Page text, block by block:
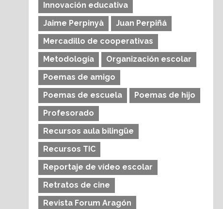
Innovación educativa
Jaime Perpinyà
Juan Perpiñá
Mercadillo de cooperativas
Metodología
Organización escolar
Poemas de amigo
Poemas de escuela
Poemas de hijo
Profesorado
Recursos aula bilingüe
Recursos TIC
Reportaje de vídeo escolar
Retratos de cine
Revista Forum Aragón